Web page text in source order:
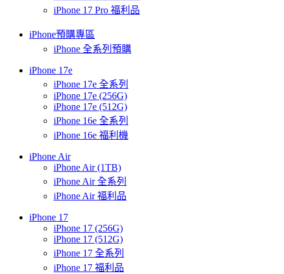
iPhone 17 Pro 福利品
iPhone預購專區
iPhone 全系列預購
iPhone 17e
iPhone 17e 全系列
iPhone 17e (256G)
iPhone 17e (512G)
iPhone 16e 全系列
iPhone 16e 福利機
iPhone Air
iPhone Air (1TB)
iPhone Air 全系列
iPhone Air 福利品
iPhone 17
iPhone 17 (256G)
iPhone 17 (512G)
iPhone 17 全系列
iPhone 17 福利品